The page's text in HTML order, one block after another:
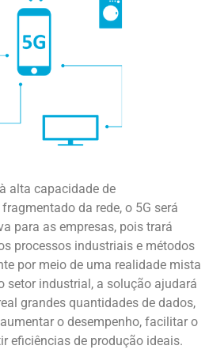
alta capacidade de
da rede, o 5G será
para as empresas, pois trará
processos industriais e métodos
por meio de uma realidade mista
setor industrial, a solução ajudará
grandes quantidades de dados,
o desempenho, facilitar o
eficiências de produção ideais.